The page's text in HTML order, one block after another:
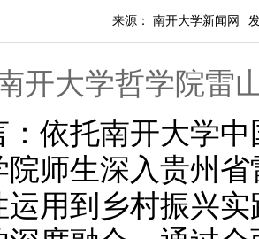
来源： 南开大学新闻网
大学哲学院雷
：依托南开大学
院师生深入贵州
运用到乡村振兴